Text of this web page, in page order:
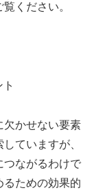
ください。
欠かせない要素
ていますが、
つながるわけで
るための効果的